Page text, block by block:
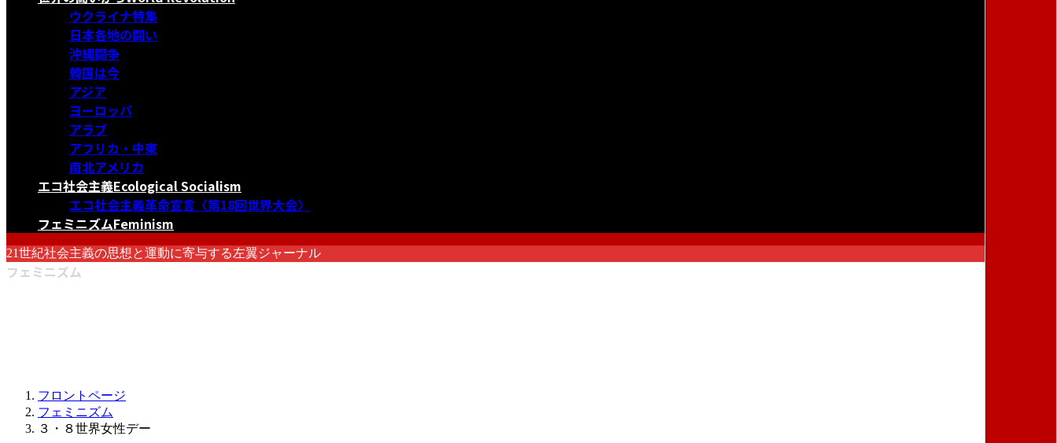
ウクライナ特集
日本各地の闘い
沖縄闘争
韓国は今
アジア
ヨーロッパ
アラブ
アフリカ・中東
南北アメリカ
エコ社会主義Ecological Socialism
エコ社会主義革命宣言〈第18回世界大会〉
フェミニズムFeminism
21世紀社会主義の思想と運動に寄与する左翼ジャーナル
フェミニズム
フロントページ
フェミニズム
３・８世界女性デー